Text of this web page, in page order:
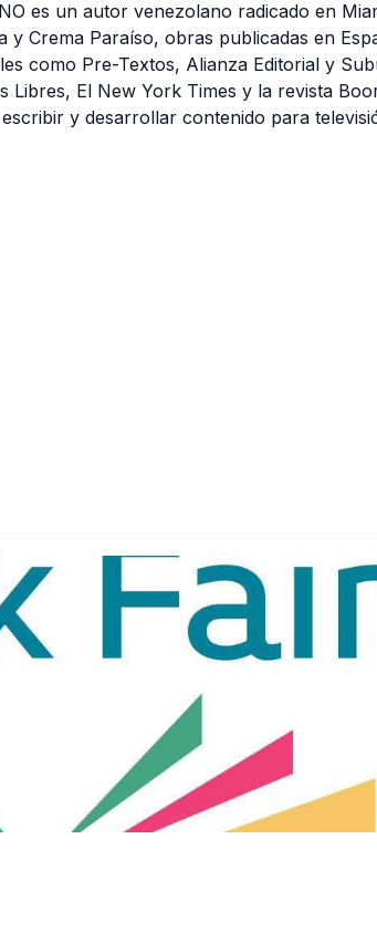
es un autor venezolano radicado en
y Crema Paraíso, obras publicadas en
como Pre-Textos, Alianza Editorial y
Libres, El New York Times y la revista
y desarrollar contenido para